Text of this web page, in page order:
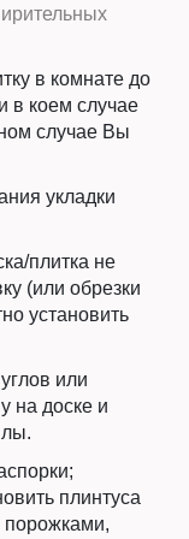
в комнате до
в коем случае
случае Вы
укладки
плитка не
(или обрезки
установить
или
на доске и
плинтуса
порожками,